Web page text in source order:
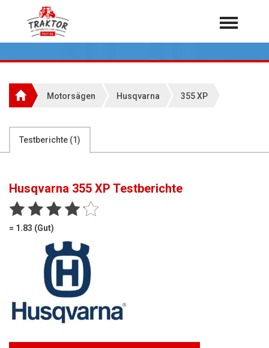
Home
Rundballenpressen
Teleskoplader
Freischneider
Jetzt Bewerten
Über 7.000 Testberichte
Motorsägen Husqvarna 355 XP
Testberichte (1)
Husqvarna 355 XP Testberichte
= 1.83 (Gut)